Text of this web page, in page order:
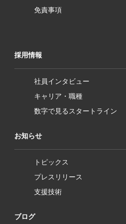
免責事項
採用情報
社員インタビュー
キャリア・職種
数字で見るスタートライン
お知らせ
トピックス
プレスリリース
支援技術
ブログ